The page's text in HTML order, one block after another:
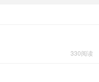
330阅读